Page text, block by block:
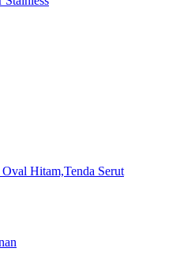
Hitam,Tenda Serut